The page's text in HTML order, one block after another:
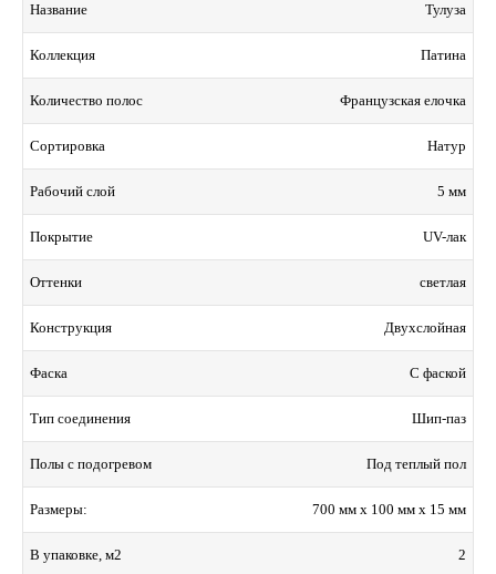
Название Тулуза
Коллекция Патина
Количество полос Французская елочка
Сортировка Натур
Рабочий слой 5 мм
Покрытие UV-лак
Оттенки светлая
Конструкция Двухслойная
Фаска С фаской
Тип соединения Шип-паз
Полы с подогревом Под теплый пол
Размеры: 700 мм x 100 мм x 15 мм
В упаковке, м2 2